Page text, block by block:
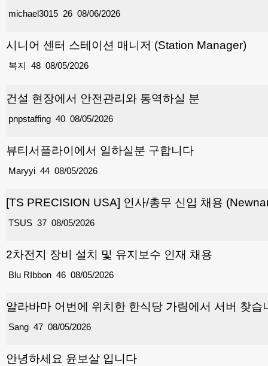
26
michael3015 08/06/2026
시니어 센터 스테이션 매니저 (Station Manager)
48
복지 08/05/2026
건설 현장에서 안전관리와 통역하실 분
40
pnpstaffing 08/05/2026
뷰티서플라이에서 일하실분 구합니다
44
Maryyi 08/05/2026
[TS PRECISION USA] 인사/총무 신입 채용
37
TSUS 08/05/2026
2차전지 장비 설치 및 유지보수 인재 채용
46
Blu RIbbon 08/05/2026
알라바마 어번에 위치한 한식당 가림에서 서버 찾습
47
Sang 08/05/2026
안녕하세요 윤보살 입니다